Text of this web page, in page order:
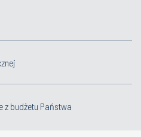
z budżetu Państwa